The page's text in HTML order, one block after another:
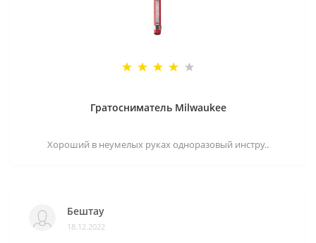
Гратосниматель Milwaukee
Хороший в неумелых руках одноразовый инстру..
Бештау
18.12.2022